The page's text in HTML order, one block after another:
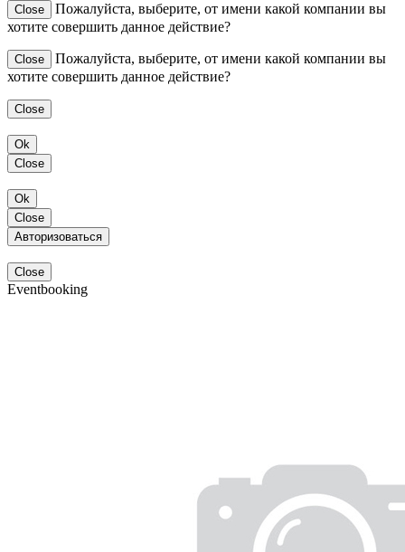
Close
Пожалуйста, выберите, от имени какой компании вы
хотите совершить данное действие?
Close
Пожалуйста, выберите, от имени какой компании вы
хотите совершить данное действие?
Close
Ok
Close
Ok
Close
Авторизоваться
Close
Eventbooking